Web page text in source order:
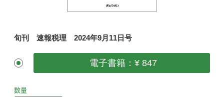
旬刊 速報税理 2024年9月11日号
電子書籍：¥ 847
数量